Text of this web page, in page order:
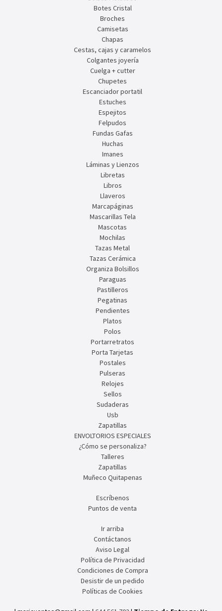
Botes Cristal
Broches
Camisetas
Chapas
Cestas, cajas y caramelos
Colgantes joyería
Cuelga + cutter
Chupetes
Escanciador portatil
Estuches
Espejitos
Felpudos
Fundas Gafas
Huchas
Imanes
Láminas y Lienzos
Libretas
Libros
Llaveros
Marcapáginas
Mascarillas Tela
Mascotas
Mochilas
Tazas Metal
Tazas Cerámica
Organiza Bolsillos
Paraguas
Pastilleros
Pegatinas
Pendientes
Platos
Polos
Portarretratos
Porta Tarjetas
Postales
Pulseras
Relojes
Sellos
Sudaderas
Usb
Zapatillas
ENVOLTORIOS ESPECIALES
¿Cómo se personaliza?
Talleres
Zapatillas
Muñeco Quitapenas
Escríbenos
Puntos de venta
Ir arriba
Contáctanos
Aviso Legal
Política de Privacidad
Condiciones de Compra
Desistir de un pedido
Políticas de Cookies